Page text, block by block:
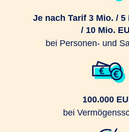
Je nach Tarif 3 Mio. / 5
/ 10 Mio.
bei Personen- und
100.000
bei